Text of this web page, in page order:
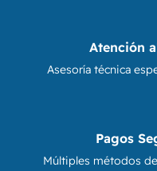
Atención
Asesoría técnica
Pagos
Múltiples métodos